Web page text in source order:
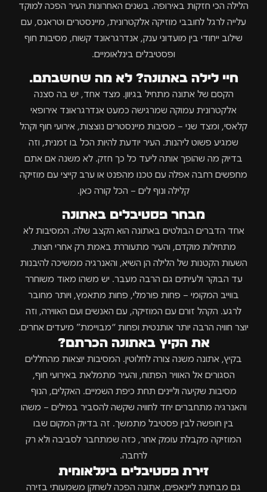
הלילה הכי חזקות באירופה. בשנים האחרונות העיר הפכה למוקד
עלייה לרגל לחובבי מוזיקה אלקטרונית, מיינסטרים וטראנס, עם
שילוב ייחודי בין מועדוני ענק, אנדרגראונד קשוח, מסיבות חוף
ופסטיבלים בינלאומיים.
חיי לילה באתונה? לא מה שחשבתם.
הקסם של אתונה מתחיל בגיוון. מצד אחד, יש בה סצנה
אלקטרונית עמוקה שמרגישה כמעט אנדרגראונד אירופאי
קלאסי, ומצד שני – מסיבות מיינסטרים נוצצות, אירועי חוף וקהל
שמגיע פשוט ליהנות. העיר יודעת להיות הכל בו זמנית, וזה
בדיוק מה שהופך אותה ליעד כל כך חזק. לא משנה אם אתם
מחפשים רחבה אפלה עם טכנו מהפנט או ערב קייצי עם מוזיקה
קלילה ונוף לים – הכל קורה כאן.
מבחר פסטיבלים באתונה
אחד הדברים הבולטים באתונה הוא הקצב שלה. המסיבות לא
מתחילות מוקדם, והעיר מתעוררת באמת רק אחרי חצות.
השעות הקטנות של הלילה הן השיא, והאנרגיה ממשיכה להיבנות
עד הבוקר ולעיתים גם הרבה מעבר. יש משהו מאוד משוחרר
בווייב המקומי – פחות פורמלי, פחות מתאמץ, ויותר מחובר
לרגע. הקהל זורם עם המוזיקה, עם האנשים ועם האווירה, וזה
יוצר חוויה הרבה יותר אותנטית ופחות “מבויימת” מיעדים אחרים.
את הקיץ באתונה הכרתם?
בקיץ, אתונה משנה צורה לחלוטין. המסיבות יוצאות מהחללים
הסגורים אל האוויר הפתוח, והעיר מתמלאת באירועי חוף,
מסיבות שקיעה וליינים תחת כיפת השמיים. האקלים, הנוף
והאנרגיה מתחברים יחד לחוויה שקשה להסביר במילים – משהו
בין חופשה לבין פסטיבל מתמשך. זה בדיוק המקום שבו
המוזיקה מקבלת עומק אחר, כזה שמתחבר לסביבה ולא רק
לרחבה.
זירת פסטיבלים בינלאומית
גם מבחינת ליינאפים, אתונה הפכה לשחקן משמעותי בזירה